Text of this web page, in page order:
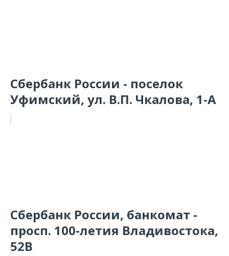
Сбербанк России - поселок
Уфимский, ул. В.П. Чкалова, 1-А
Сбербанк России, банкомат -
просп. 100-летия Владивостока,
52В